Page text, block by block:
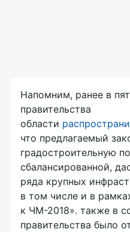
Напомним, ранее в
правительства
области
что предлагаемый
градостроительную
сбалансированной,
ряда крупных
в том числе и в
к ЧМ-2018». также в
правительства было